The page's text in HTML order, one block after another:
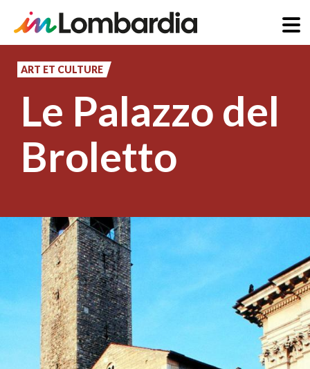
principal
ART ET CULTURE
Le Palazzo del
Broletto